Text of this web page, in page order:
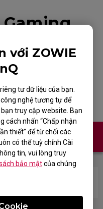
với ZOWIE
tư dữ liệu của bạn.
nghệ tương tự để
truy cập website. Bạn
cách nhấn “Chấp nhận
thiết” để từ chối các
có thể tuỳ chỉnh Cài
tin, vui lòng truy
bảo mậtcủa chúng
Gaming
Liên hệ